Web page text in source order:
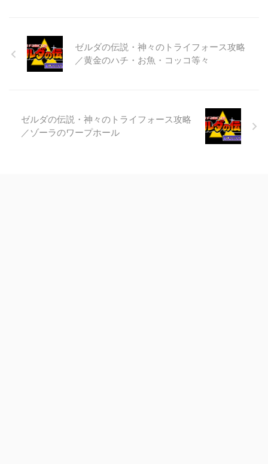
ゼルダの伝説・神々のトライフォース攻略
／黄金のハチ・お魚・コッコ等々
ゼルダの伝説・神々のトライフォース攻略
／ゾーラのワープホール